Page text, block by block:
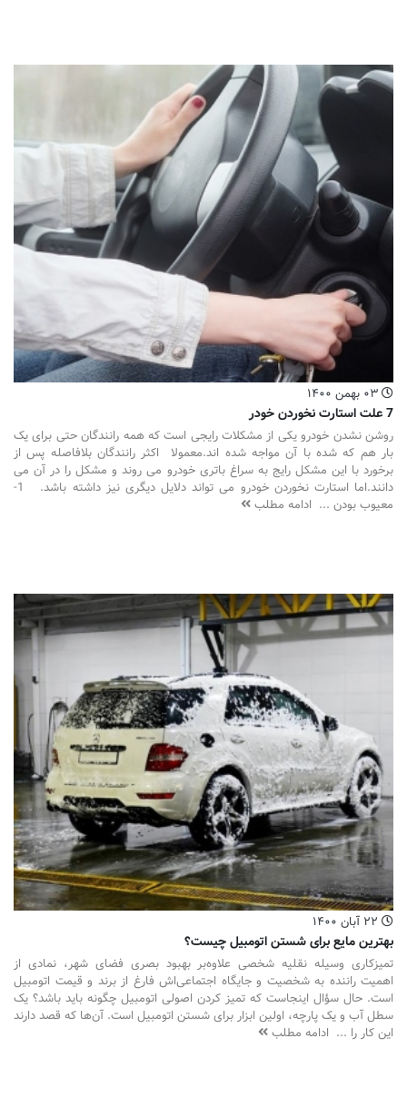
7 علت استارت نخوردن خودر
روشن نشدن خودرو یکی از مشکلات رایجی است که همه رانندگان حتی برای یک
بار هم که شده با آن مواجه شده اند.معمولا اکثر رانندگان بلافاصله پس از
برخورد با این مشکل رایج به سراغ باتری خودرو می روند و مشکل را در آن می
دانند.اما استارت نخوردن خودرو می تواند دلایل دیگری نیز داشته باشد. 1-
معیوب بودن ... ادامه مطلب
بهترین مایع برای شستن اتومبیل چیست؟
تمیزکاری وسیله نقلیه شخصی علاوه‌بر بهبود بصری فضای شهر، نمادی از
اهمیت راننده به شخصیت و جایگاه اجتماعی‌اش فارغ از برند و قیمت اتومبیل
است. حال سؤال اینجاست که تمیز کردن اصولی اتومبیل چگونه باید باشد؟ یک
سطل آب و یک پارچه، اولین ابزار برای شستن اتومبیل است. آن‌ها که قصد دارند
این کار را ... ادامه مطلب